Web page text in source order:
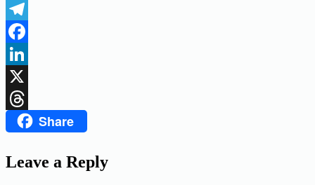
WhatsApp
Telegram
Facebook
LinkedIn
X
ThreadsShare
Leave a Reply